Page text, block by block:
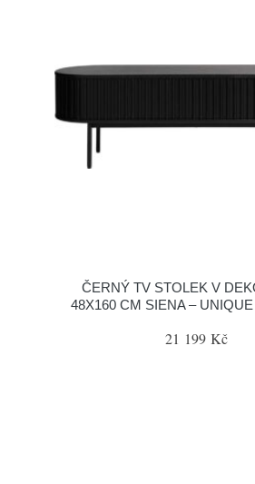
ČERNÝ TV STOLEK V
48X160 CM SIENA –
21 199 Kč